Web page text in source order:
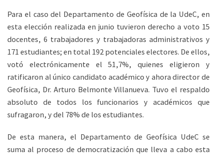
Para el caso del Departamento de Geofísica de la UdeC, en
esta elección realizada en junio tuvieron derecho a voto 15
docentes, 6 trabajadores y trabajadoras administrativos y
171 estudiantes; en total 192 potenciales electores. De ellos,
votó electrónicamente el 51,7%, quienes eligieron y
ratificaron al único candidato académico y ahora director de
Geofísica, Dr. Arturo Belmonte Villanueva. Tuvo el respaldo
absoluto de todos los funcionarios y académicos que
sufragaron, y del 78% de los estudiantes.
De esta manera, el Departamento de Geofísica UdeC se
suma al proceso de democratización que lleva a cabo esta